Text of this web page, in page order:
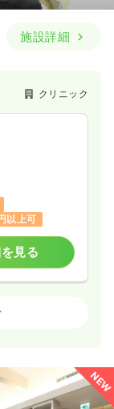
施設詳細
クリニック
以上可
見る
NEW